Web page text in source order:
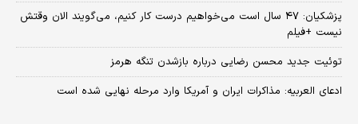
پزشکیان: ۴۷ سال است می‌خواهیم درست کار کنیم، می‌گویند الان وقتش
نیست +فیلم
توئیت جدید محسن رضایی درباره بازشدن تنگه هرمز
ادعای العربیه: مذاکرات ایران و آمریکا وارد مرحله نهایی شده است